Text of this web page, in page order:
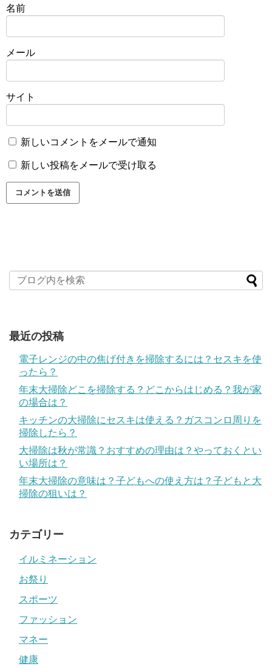
名前
メール
サイト
新しいコメントをメールで通知
新しい投稿をメールで受け取る
最近の投稿
電子レンジの中の焦げ付きを掃除するには？セスキを使
ったら？
年末大掃除どこを掃除する？どこからはじめる？我が家
の場合は？
キッチンの大掃除にセスキは使える？ガスコンロ周りを
掃除したら？
大掃除は秋が常識？おすすめの理由は？やっておくとい
い場所は？
年末大掃除の意味は？子どもへの使え方は？子どもと大
掃除の狙いは？
カテゴリー
イルミネーション
お祭り
スポーツ
ファッション
マネー
健康